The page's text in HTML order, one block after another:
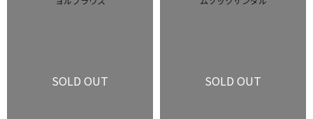
SOLD OUT SOLD OUT